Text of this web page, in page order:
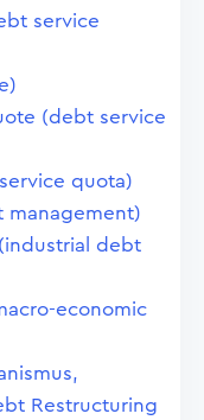
service
(debt service
quota)
management)
debt
economic
Restructuring